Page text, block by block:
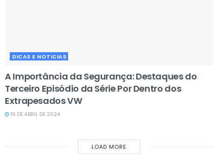
DICAS E NOTICIAS
A Importância da Segurança: Destaques do
Terceiro Episódio da Série Por Dentro dos
Extrapesados VW
16 DE ABRIL DE 2024
LOAD MORE